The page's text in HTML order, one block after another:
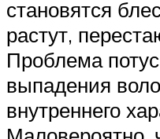
становятся
растут,
Проблема
выпадения
внутреннего